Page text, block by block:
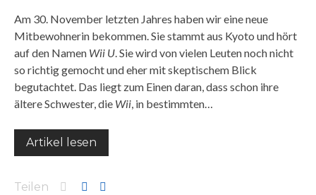
Am 30. November letzten Jahres haben wir eine neue
Mitbewohnerin bekommen. Sie stammt aus Kyoto und hört
auf den Namen Wii U. Sie wird von vielen Leuten noch nicht
so richtig gemocht und eher mit skeptischem Blick
begutachtet. Das liegt zum Einen daran, dass schon ihre
ältere Schwester, die Wii, in bestimmten…
Artikel lesen
Teilen